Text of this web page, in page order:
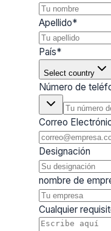
Apellido*
País*
Select country
Número de
Correo
Designación
nombre de
Cualquier